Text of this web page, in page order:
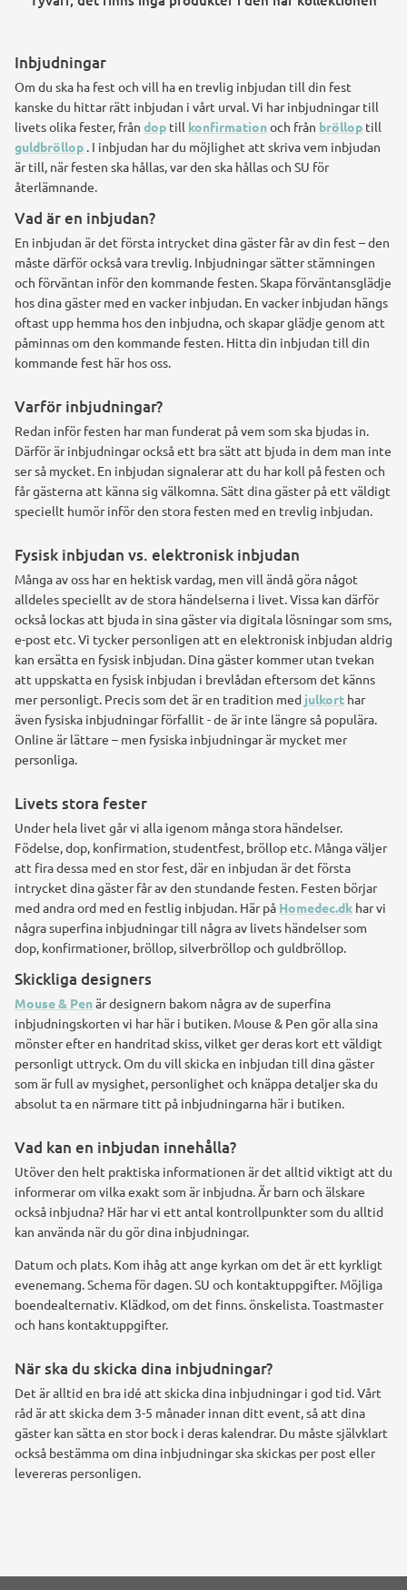
Rum temafest
Katte temafest
Inbjudningar
Om du ska ha fest och vill ha en trevlig inbjudan till din fest
kanske du hittar rätt inbjudan i vårt urval. Vi har inbjudningar till
livets olika fester, från dop till konfirmationoch från bröllop till
guldbröllop . I inbjudan har du möjlighet att skriva vem inbjudan
är till, när festen ska hållas, var den ska hållas och SU för
återlämnande.
Vad är en inbjudan?
En inbjudan är det första intrycket dina gäster får av din fest – den
måste därför också vara trevlig. Inbjudningar sätter stämningen
och förväntan inför den kommande festen. Skapa förväntansglädje
hos dina gäster med en vacker inbjudan. En vacker inbjudan hängs
oftast upp hemma hos den inbjudna, och skapar glädje genom att
påminnas om den kommande festen. Hitta din inbjudan till din
kommande fest här hos oss.
Varför inbjudningar?
Redan inför festen har man funderat på vem som ska bjudas in.
Därför är inbjudningar också ett bra sätt att bjuda in dem man inte
ser så mycket. En inbjudan signalerar att du har koll på festen och
får gästerna att känna sig välkomna. Sätt dina gäster på ett väldigt
speciellt humör inför den stora festen med en trevlig inbjudan.
Fysisk inbjudan vs. elektronisk inbjudan
Många av oss har en hektisk vardag, men vill ändå göra något
alldeles speciellt av de stora händelserna i livet. Vissa kan därför
också lockas att bjuda in sina gäster via digitala lösningar som sms,
e-post etc. Vi tycker personligen att en elektronisk inbjudan aldrig
kan ersätta en fysisk inbjudan. Dina gäster kommer utan tvekan
att uppskatta en fysisk inbjudan i brevlådan eftersom det känns
mer personligt. Precis som det är en tradition med julkort har
även fysiska inbjudningar förfallit - de är inte längre så populära.
Online är lättare – men fysiska inbjudningar är mycket mer
personliga.
Livets stora fester
Under hela livet går vi alla igenom många stora händelser.
Födelse, dop, konfirmation, studentfest, bröllop etc. Många väljer
att fira dessa med en stor fest, där en inbjudan är det första
intrycket dina gäster får av den stundande festen. Festen börjar
med andra ord med en festlig inbjudan. Här på Homedec.dk har vi
några superfina inbjudningar till några av livets händelser som
dop, konfirmationer, bröllop, silverbröllop och guldbröllop.
Skickliga designers
Mouse & Penär designern bakom några av de superfina
inbjudningskorten vi har här i butiken. Mouse & Pen gör alla sina
mönster efter en handritad skiss, vilket ger deras kort ett väldigt
personligt uttryck. Om du vill skicka en inbjudan till dina gäster
som är full av mysighet, personlighet och knäppa detaljer ska du
absolut ta en närmare titt på inbjudningarna här i butiken.
Vad kan en inbjudan innehålla?
Utöver den helt praktiska informationen är det alltid viktigt att du
informerar om vilka exakt som är inbjudna. Är barn och älskare
också inbjudna? Här har vi ett antal kontrollpunkter som du alltid
kan använda när du gör dina inbjudningar.
Datum och plats. Kom ihåg att ange kyrkan om det är ett kyrkligt
evenemang. Schema för dagen. SU och kontaktuppgifter. Möjliga
boendealternativ. Klädkod, om det finns. önskelista. Toastmaster
och hans kontaktuppgifter.
När ska du skicka dina inbjudningar?
Det är alltid en bra idé att skicka dina inbjudningar i god tid. Vårt
råd är att skicka dem 3-5 månader innan ditt event, så att dina
gäster kan sätta en stor bock i deras kalendrar. Du måste självklart
också bestämma om dina inbjudningar ska skickas per post eller
levereras personligen.